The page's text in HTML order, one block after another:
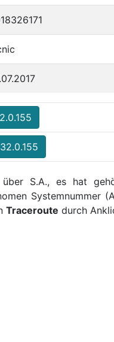
S.A., es hat
Systemnummer
Traceroute durch